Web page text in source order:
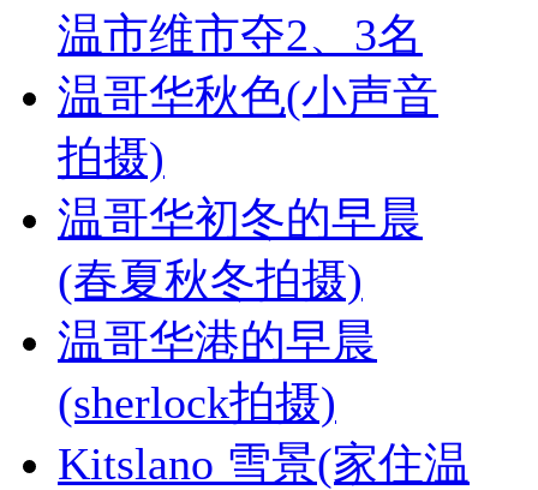
温市维市夺2、3名
温哥华秋色(小声音
拍摄)
温哥华初冬的早晨
(春夏秋冬拍摄)
温哥华港的早晨
(sherlock拍摄)
Kitslano 雪景(家住温